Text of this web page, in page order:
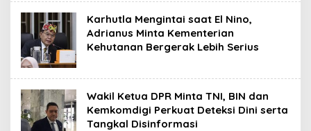
Karhutla Mengintai saat El Nino,
Adrianus Minta Kementerian
Kehutanan Bergerak Lebih Serius
Wakil Ketua DPR Minta TNI, BIN dan
Kemkomdigi Perkuat Deteksi Dini serta
Tangkal Disinformasi